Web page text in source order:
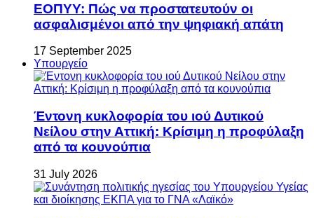
ΕΟΠΥΥ: Πώς να προστατευτούν οι
ασφαλισμένοι από την ψηφιακή απάτη
17 September 2025
Υπουργείο
Έντονη κυκλοφορία του ιού Δυτικού
Νείλου στην Αττική: Κρίσιμη η προφύλαξη
από τα κουνούπια
31 July 2026